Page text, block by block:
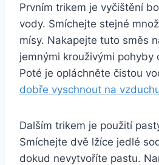
Prvním ​trikem je vyčištění
vody. Smíchejte stejné⁢
mísy. Nakapejte ‍tuto směs
jemnými krouživými pohyby
‍Poté‌ je opláchněte čistou​
dobře​ vyschnout‍ na​
Dalším trikem​ je použití‍
Smíchejte ⁢dvě​ lžíce jedlé
dokud nevytvoříte ‍pastu.